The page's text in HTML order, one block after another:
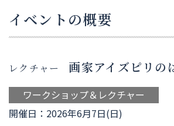
イベントの概要
レクチャー 画家アイズピリの
ワークショップ＆レクチャー
開催日：2026年6月7日(日)